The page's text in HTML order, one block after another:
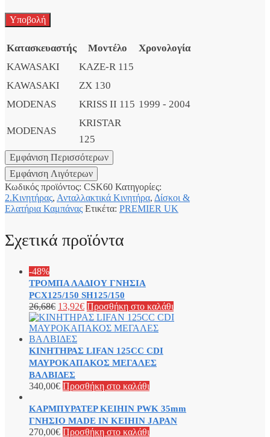
Κατασκευαστής Μοντέλο
Χρονολογία
KAWASAKI
KAZE-R 115
KAWASAKI
ZX 130
MODENAS
KRISS II 115 1999 - 2004
MODENAS
KRISTAR
125
Κωδικός προϊόντος: CSK60 Κατηγορίες:
2.Κινητήρας, Ανταλλακτικά Κινητήρα, Δίσκοι &
Ελατήρια Καμπάνας Ετικέτα: PREMIER UK
Σχετικά προϊόντα
-48%
ΤΡΟΜΠΑ ΛΑΔΙΟΥ ΓΝΗΣΙΑ
PCX125/150 SH125/150
26,68€ 13,92€ Προσθήκη στο καλάθι
ΚΙΝΗΤΗΡΑΣ LIFAN 125CC CDI
ΜΑΥΡΟΚΑΠΑΚΟΣ ΜΕΓΑΛΕΣ
ΒΑΛΒΙΔΕΣ
340,00€ Προσθήκη στο καλάθι
ΚΑΡΜΠΥΡΑΤΕΡ KEIHIN PWK 35mm
ΓΝΗΣΙΟ MADE ΙΝ KEIHIN JAPAN
270,00€ Προσθήκη στο καλάθι